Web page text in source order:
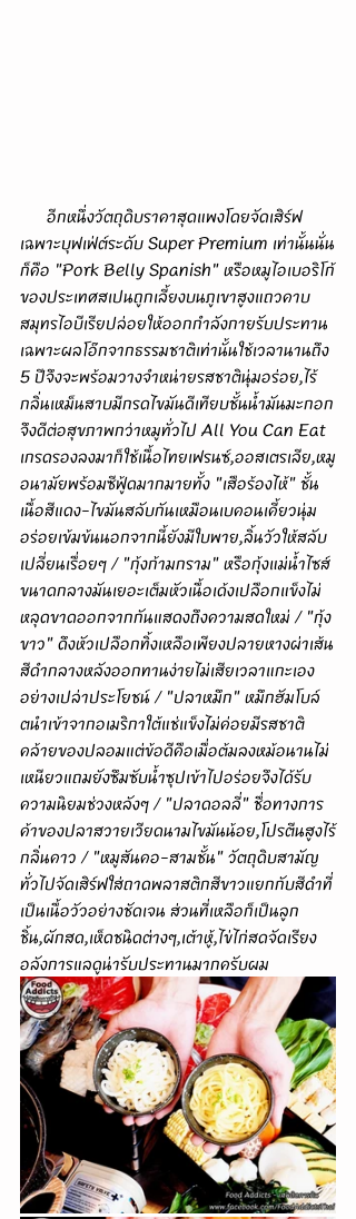
เฉพาะบุฟเฟ่ต์ระดับ Super Premium เท่านั้นนั่น
ก็คือ "Pork Belly Spanish" หรือหมูไอเบอริโก้
ของประเทศสเปนถูกเลี้ยงบนภูเขาสูงแถวคาบ
สมุทรไอบีเรียปล่อยให้ออกกำลังกายรับประทาน
เฉพาะผลโอ๊กจากธรรมชาติเท่านั้นใช้เวลานานถึง
5 ปีจึงจะพร้อมวางจำหน่ายรสชาตินุ่มอร่อย,ไร้
กลิ่นเหม็นสาบมีกรดไขมันดีเทียบชั้นน้ำมันมะกอก
จึงดีต่อสุขภาพกว่าหมูทั่วไป All You Can Eat
เกรดรองลงมาก็ใช้เนื้อไทยเฟรนซ์,ออสเตรเลีย,หมู
อนามัยพร้อมซีฟู้ดมากมายทั้ง "เสือร้องไห้" ชั้น
เนื้อสีแดง-ไขมันสลับกันเหมือนเบคอนเคี้ยวนุ่ม
อร่อยเข้มข้นนอกจากนี้ยังมีใบพาย,ลิ้นวัวให้สลับ
เปลี่ยนเรื่อยๆ / "กุ้งก้ามกราม" หรือกุ้งแม่น้ำไซส์
ขนาดกลางมันเยอะเต็มหัวเนื้อเด้งเปลือกแข็งไม่
หลุดขาดออกจากกันแสดงถึงความสดใหม่ / "กุ้ง
ขาว" ดึงหัวเปลือกทิ้งเหลือเพียงปลายหางผ่าเส้น
สีดำกลางหลังออกทานง่ายไม่เสียเวลาแกะเอง
อย่างเปล่าประโยชน์ / "ปลาหมึก" หมึกฮัมโบล์
ตนำเข้าจากอเมริกาใต้แช่แข็งไม่ค่อยมีรสชาติ
คล้ายของปลอมแต่ข้อดีคือเมื่อต้มลงหม้อนานไม่
เหนียวแถมยังซึมซับน้ำซุปเข้าไปอร่อยจึงได้รับ
ความนิยมช่วงหลังๆ / "ปลาดอลลี่" ชื่อทางการ
ค้าของปลาสวายเวียดนามไขมันน้อย,โปรตีนสูงไร้
กลิ่นคาว / "หมูสันคอ-สามชั้น" วัตถุดิบสามัญ
ทั่วไปจัดเสิร์ฟใส่ถาดพลาสติกสีขาวแยกกับสีดำที่
เป็นเนื้อวัวอย่างชัดเจน ส่วนที่เหลือก็เป็นลูก
ชิ้น,ผักสด,เห็ดชนิดต่างๆ,เต้าหู้,ไข่ไก่สดจัดเรียง
อลังการแลดูน่ารับประทานมากครับผม